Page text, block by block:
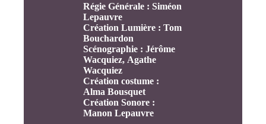
Régie Générale : Siméon
Lepauvre
Création Lumière : Tom
Bouchardon
Scénographie : Jérôme
Wacquiez, Agathe
Wacquiez
Création costume :
Alma Bousquet
Création Sonore :
Manon Lepauvre